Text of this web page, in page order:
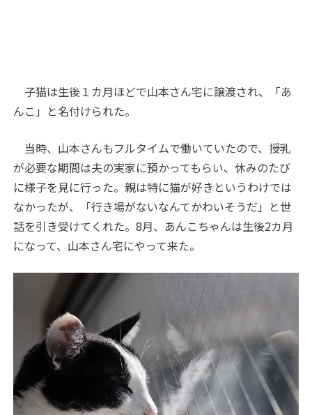
子猫は生後１カ月ほどで山本さん宅に譲渡され、「あ
んこ」と名付けられた。
当時、山本さんもフルタイムで働いていたので、授乳
が必要な期間は夫の実家に預かってもらい、休みのたび
に様子を見に行った。親は特に猫が好きというわけでは
なかったが、「行き場がないなんてかわいそうだ」と世
話を引き受けてくれた。8月、あんこちゃんは生後2カ月
になって、山本さん宅にやって来た。